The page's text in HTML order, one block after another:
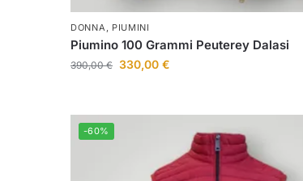
DONNA, PIUMINI
Piumino 100 Grammi Peuterey Dalasi
390,00€ 330,00 €
-60%